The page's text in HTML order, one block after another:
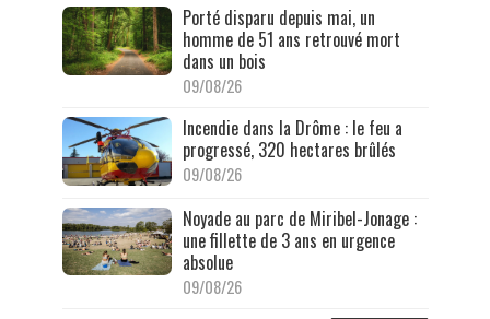
Porté disparu depuis mai, un
homme de 51 ans retrouvé mort
dans un bois
09/08/26
Incendie dans la Drôme : le feu a
progressé, 320 hectares brûlés
09/08/26
Noyade au parc de Miribel-Jonage :
une fillette de 3 ans en urgence
absolue
09/08/26